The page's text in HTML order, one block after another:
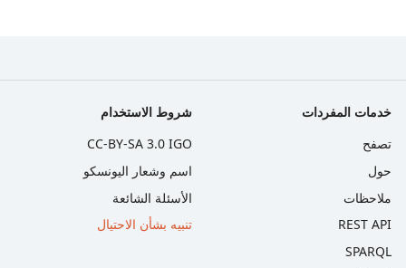
خدمات المفردات
تصفح
حول
ملاحظات
REST API
SPARQL
شروط الاستخدام
CC-BY-SA 3.0 IGO
اسم وشعار اليونسكو
الأسئلة الشائعة
تنبيه بشأن الاحتيال